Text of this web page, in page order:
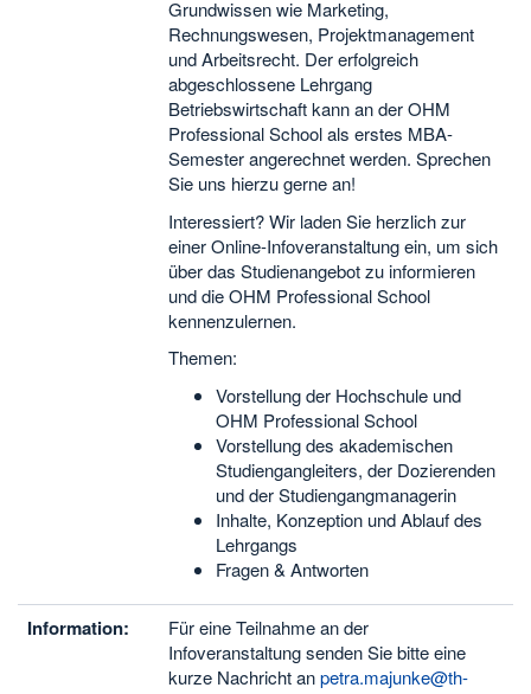
Grundwissen wie Marketing,
Rechnungswesen, Projektmanagement
und Arbeitsrecht. Der erfolgreich
abgeschlossene Lehrgang
Betriebswirtschaft kann an der OHM
Professional School als erstes MBA-
Semester angerechnet werden. Sprechen
Sie uns hierzu gerne an!
Interessiert? Wir laden Sie herzlich zur
einer Online-Infoveranstaltung ein, um sich
über das Studienangebot zu informieren
und die OHM Professional School
kennenzulernen.
Themen:
Vorstellung der Hochschule und
OHM Professional School
Vorstellung des akademischen
Studiengangleiters, der Dozierenden
und der Studiengangmanagerin
Inhalte, Konzeption und Ablauf des
Lehrgangs
Fragen & Antworten
Information:
Für eine Teilnahme an der
Infoveranstaltung senden Sie bitte eine
kurze Nachricht anpetra.majunke@th-